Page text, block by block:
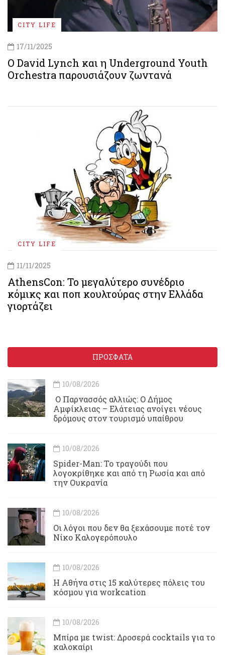
CITY LIFE
17/11/2025
Ο David Lynch και η Underground Youth
Orchestra παρουσιάζουν ζωντανά
CITY LIFE
11/11/2025
AthensCon: Το μεγαλύτερο συνέδριο
κόμικς και ποπ κουλτούρας στην Ελλάδα
γιορτάζει
ΠΡΟΣΦΑΤΑ
10/08/2026
Ο Παρνασσός αλλιώς: Ο Δήμος
Αμφίκλειας – Ελάτειας ανοίγει νέους
δρόμους στον τουρισμό υπαίθρου
10/08/2026
Spider-Man: Το τραγούδι που
λογοκρίθηκε και από τη Ρωσία και από
την Ουκρανία
10/08/2026
Οι λόγοι που δεν θα ξεχάσουμε ποτέ τον
Νίκο Καλογερόπουλο
10/08/2026
Η Αθήνα στις 15 καλύτερες πόλεις του
κόσμου για workcation
10/08/2026
Μπίρα με twist: Δροσερά cocktails για το
καλοκαίρι